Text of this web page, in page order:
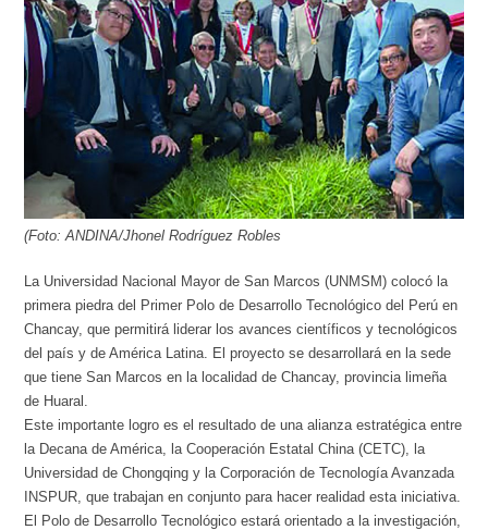
(Foto: ANDINA/Jhonel Rodríguez Robles
La Universidad Nacional Mayor de San Marcos (UNMSM) colocó la
primera piedra del Primer Polo de Desarrollo Tecnológico del Perú en
Chancay, que permitirá liderar los avances científicos y tecnológicos
del país y de América Latina. El proyecto se desarrollará en la sede
que tiene San Marcos en la localidad de Chancay, provincia limeña
de Huaral.
Este importante logro es el resultado de una alianza estratégica entre
la Decana de América, la Cooperación Estatal China (CETC), la
Universidad de Chongqing y la Corporación de Tecnología Avanzada
INSPUR, que trabajan en conjunto para hacer realidad esta iniciativa.
El Polo de Desarrollo Tecnológico estará orientado a la investigación,